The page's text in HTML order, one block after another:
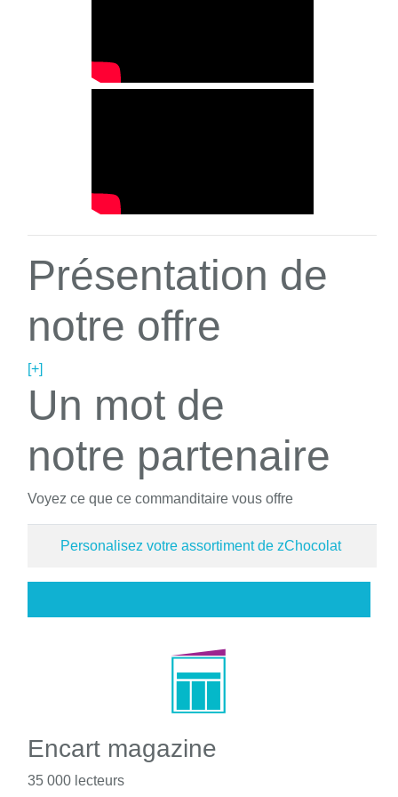
Présentation de
notre offre
[+]
Un mot de
notre partenaire
Voyez ce que ce commanditaire vous offre
Personalisez votre assortiment de zChocolat
Encart magazine
35 000 lecteurs